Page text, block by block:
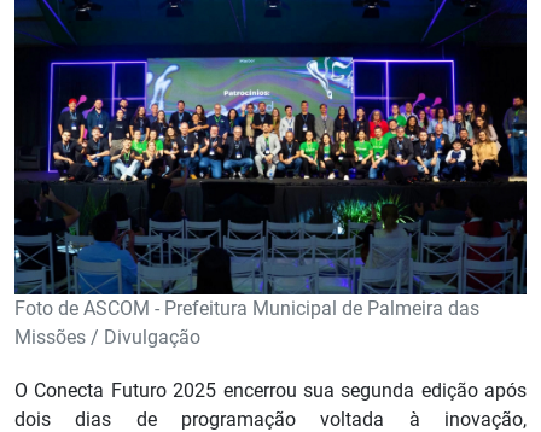
Foto de ASCOM - Prefeitura Municipal de Palmeira das
Missões / Divulgação
O Conecta Futuro 2025 encerrou sua segunda edição após
dois dias de programação voltada à inovação,